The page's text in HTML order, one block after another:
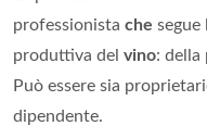
professionista che segue
produttiva del vino: della
Può essere sia
dipendente.